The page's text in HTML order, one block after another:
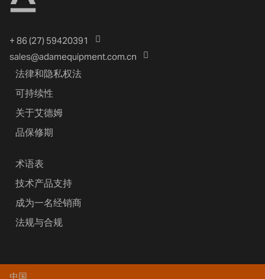
+ 86 (27) 59420391
sales@adamequipment.com.cn
法律和隐私权法
可持续性
关于艾德姆
品保修期
术语表
技术产品支持
成为一名经销商
法规与合规
中国